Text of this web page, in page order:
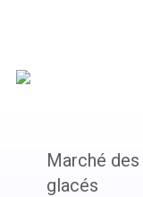
Marché des
glacés